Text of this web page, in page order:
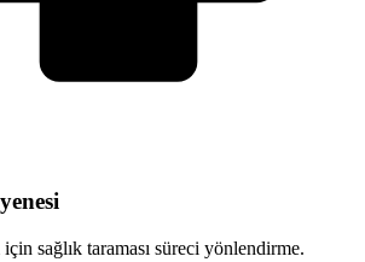
için sağlık taraması süreci yönlendirme.